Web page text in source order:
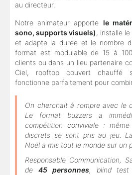
au directeur.
Notre animateur apporte le
sono, supports visuels) , installe
et adapte la durée et le nombre
format est modulable de 15 à
clients ou dans un lieu partenaire
Ciel, rooftop couvert chauffé
fonctionne parfaitement pour
On cherchait à rompre avec le
Le format buzzers a
compétition conviviale :
discrets se sont pris au jeu.
Noël a mis tout le monde sur un
Responsable Communication,
de 45 personnes, blind test